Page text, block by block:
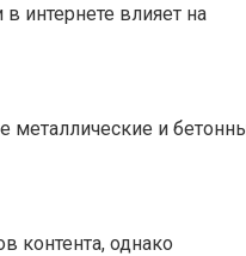
интернете влияет на
и
контента, однако